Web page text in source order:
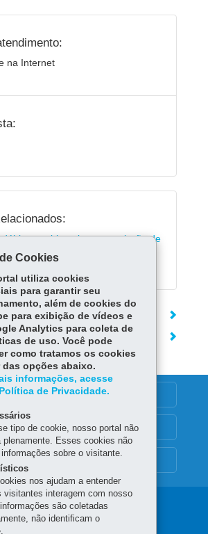
na Internet
ambientais para emissão de
Cookies
utiliza cookies
para garantir seu
além de cookies do
para exibição de vídeos e
Analytics para coleta de
de uso. Você pode
como tratamos os cookies
das opções abaixo.
informações, acesse
de Privacidade.
tipo de cookie, nosso portal não
plenamente. Esses cookies não
sobre o visitante.
nos ajudam a entender
visitantes interagem com nosso
são coletadas
não identificam o